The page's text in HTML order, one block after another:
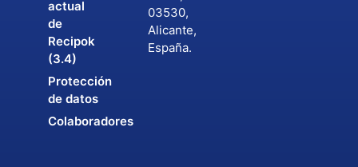
actual
de
Recipok
(3.4)
Protección
de datos
Colaboradores
03530,
Alicante,
España.